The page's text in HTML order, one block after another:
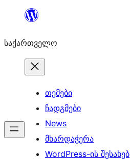
შიგთავსზე
საქართველო
თემები
ჩადგმები
News
მხარდაჭერა
WordPress-ის შესახებ